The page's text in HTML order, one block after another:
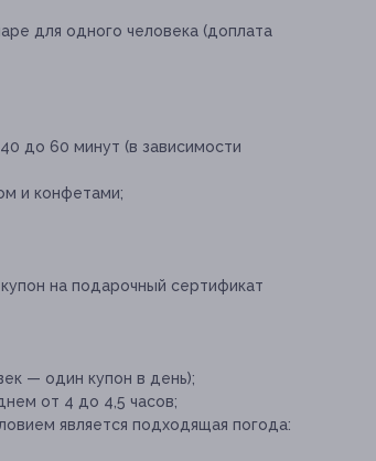
для одного человека (доплата
до 60 минут (в зависимости
и конфетами;
на подарочный сертификат
— один купон в день);
от 4 до 4,5 часов;
является подходящая погода: